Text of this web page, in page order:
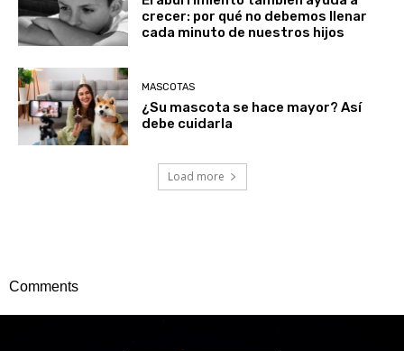
crecer: por qué no debemos llenar
cada minuto de nuestros hijos
MASCOTAS
¿Su mascota se hace mayor? Así
debe cuidarla
Load more
Comments